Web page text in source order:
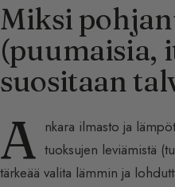
Miksi
(puumaisia,
suositaan
A nkara ilmasto ja
tuoksujen leviämistä
tärkeää valita lämmin ja